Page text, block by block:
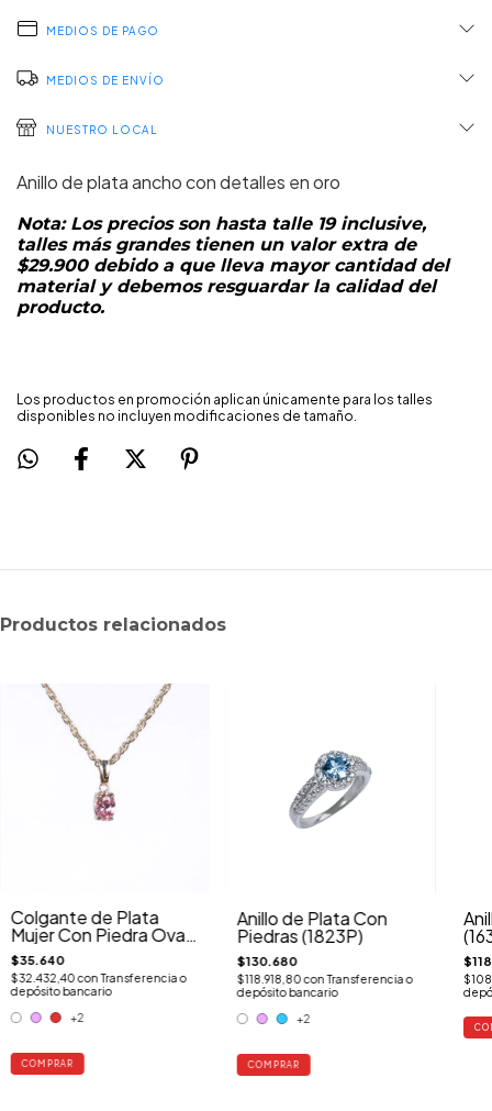
MEDIOS DE PAGO
MEDIOS DE ENVÍO
NUESTRO LOCAL
Anillo de plata ancho con detalles en oro
Nota: Los precios son hasta talle 19 inclusive,
talles más grandes tienen un valor extra de
$29.900 debido a que lleva mayor cantidad del
material y debemos resguardar la calidad del
producto.
Los productos en promoción aplican únicamente para los talles
disponibles no incluyen modificaciones de tamaño.
Productos relacionados
Colgante de Plata
Mujer Con Piedra Oval
(9502P)
$35.640
$32.432,40con Transferencia o
depósito bancario
+2
COMPRAR
Anillo de Plata Con
Piedras (1823P)
$130.680
$118.918,80con Transferencia o
depósito bancario
+2
COMPRAR